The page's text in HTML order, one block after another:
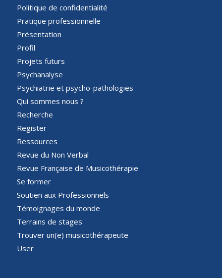
Politique de confidentialité
Pratique professionnelle
Présentation
Profil
Projets futurs
Psychanalyse
Psychiatrie et psycho-pathologies
Qui sommes nous ?
Recherche
Register
Ressources
Revue du Non Verbal
Revue Française de Musicothérapie
Se former
Soutien aux Professionnels
Témoignages du monde
Terrains de stages
Trouver un(e) musicothérapeute
User